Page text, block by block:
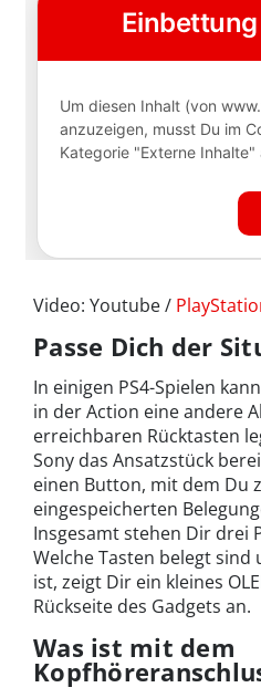
Video: Youtube /
Passe Dich der
In einigen PS4-Spielen
in der Action eine andere
erreichbaren Rücktasten
Sony das Ansatzstück
einen Button, mit dem Du
eingespeicherten
Insgesamt stehen Dir drei
Welche Tasten belegt sind
ist, zeigt Dir ein kleines
Rückseite des Gadgets an.
Was ist mit dem